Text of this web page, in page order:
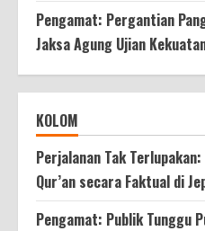
Pengamat: Pergantian
Jaksa Agung Ujian
KOLOM
Perjalanan Tak
Qur’an secara Faktual di
Pengamat: Publik Tunggu